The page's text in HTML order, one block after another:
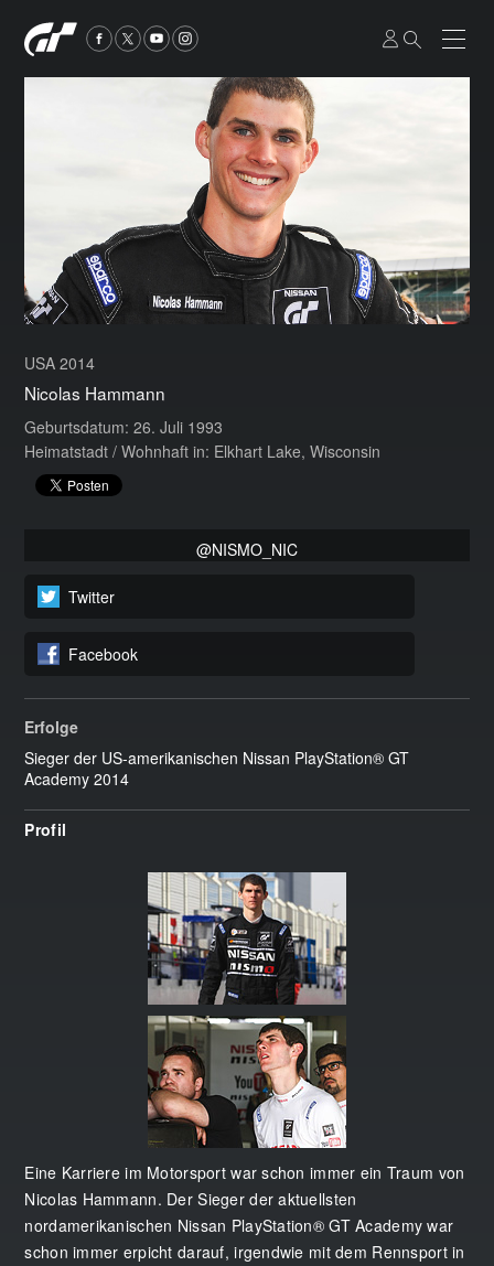
USA 2014
Nicolas Hammann
Geburtsdatum: 26. Juli 1993
Heimatstadt / Wohnhaft in: Elkhart Lake, Wisconsin
@NISMO_NIC
Twitter
Facebook
Erfolge
Sieger der US-amerikanischen Nissan PlayStation® GT
Academy 2014
Profil
Eine Karriere im Motorsport war schon immer ein Traum von
Nicolas Hammann. Der Sieger der aktuellsten
nordamerikanischen Nissan PlayStation® GT Academy war
schon immer erpicht darauf, irgendwie mit dem Rennsport in